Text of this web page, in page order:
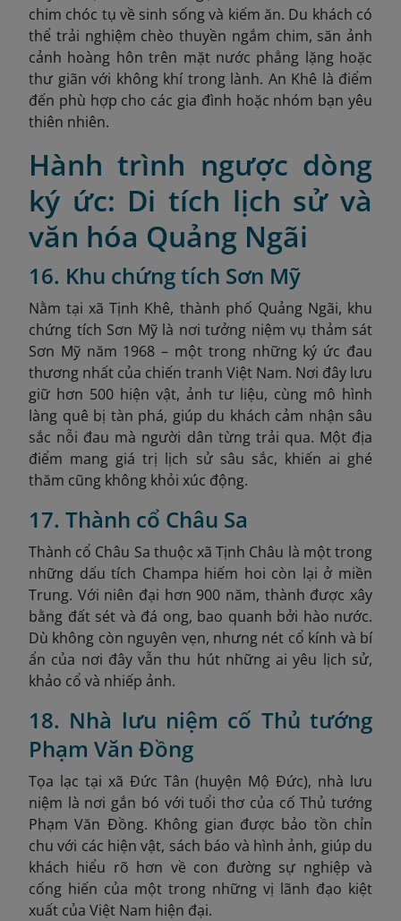
chim chóc tụ về sinh sống và kiếm ăn. Du khách có
thể trải nghiệm chèo thuyền ngắm chim, săn ảnh
cảnh hoàng hôn trên mặt nước phẳng lặng hoặc
thư giãn với không khí trong lành. An Khê là điểm
đến phù hợp cho các gia đình hoặc nhóm bạn yêu
thiên nhiên.
Hành trình ngược dòng
ký ức: Di tích lịch sử và
văn hóa Quảng Ngãi
16. Khu chứng tích Sơn Mỹ
Nằm tại xã Tịnh Khê, thành phố Quảng Ngãi, khu
chứng tích Sơn Mỹ là nơi tưởng niệm vụ thảm sát
Sơn Mỹ năm 1968 – một trong những ký ức đau
thương nhất của chiến tranh Việt Nam. Nơi đây lưu
giữ hơn 500 hiện vật, ảnh tư liệu, cùng mô hình
làng quê bị tàn phá, giúp du khách cảm nhận sâu
sắc nỗi đau mà người dân từng trải qua. Một địa
điểm mang giá trị lịch sử sâu sắc, khiến ai ghé
thăm cũng không khỏi xúc động.
17. Thành cổ Châu Sa
Thành cổ Châu Sa thuộc xã Tịnh Châu là một trong
những dấu tích Champa hiếm hoi còn lại ở miền
Trung. Với niên đại hơn 900 năm, thành được xây
bằng đất sét và đá ong, bao quanh bởi hào nước.
Dù không còn nguyên vẹn, nhưng nét cổ kính và bí
ẩn của nơi đây vẫn thu hút những ai yêu lịch sử,
khảo cổ và nhiếp ảnh.
18. Nhà lưu niệm cố Thủ tướng
Phạm Văn Đồng
Tọa lạc tại xã Đức Tân (huyện Mộ Đức), nhà lưu
niệm là nơi gắn bó với tuổi thơ của cố Thủ tướng
Phạm Văn Đồng. Không gian được bảo tồn chỉn
chu với các hiện vật, sách báo và hình ảnh, giúp du
khách hiểu rõ hơn về con đường sự nghiệp và
cống hiến của một trong những vị lãnh đạo kiệt
xuất của Việt Nam hiện đại.